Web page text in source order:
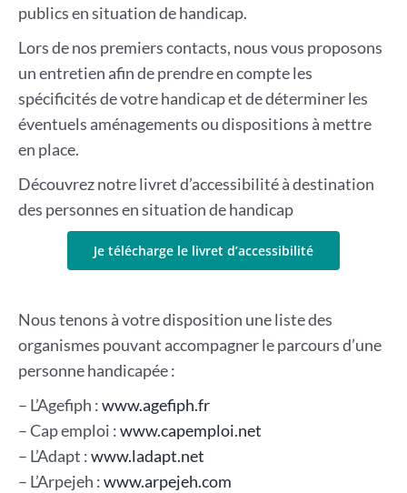
publics en situation de handicap.
Lors de nos premiers contacts, nous vous proposons
un entretien afin de prendre en compte les
spécificités de votre handicap et de déterminer les
éventuels aménagements ou dispositions à mettre
en place.
Découvrez notre livret d’accessibilité à destination
des personnes en situation de handicap
Je télécharge le livret d’accessibilité
Nous tenons à votre disposition une liste des
organismes pouvant accompagner le parcours d’une
personne handicapée :
– L’Agefiph :www.agefiph.fr
– Cap emploi :www.capemploi.net
– L’Adapt :www.ladapt.net
– L’Arpejeh :www.arpejeh.com